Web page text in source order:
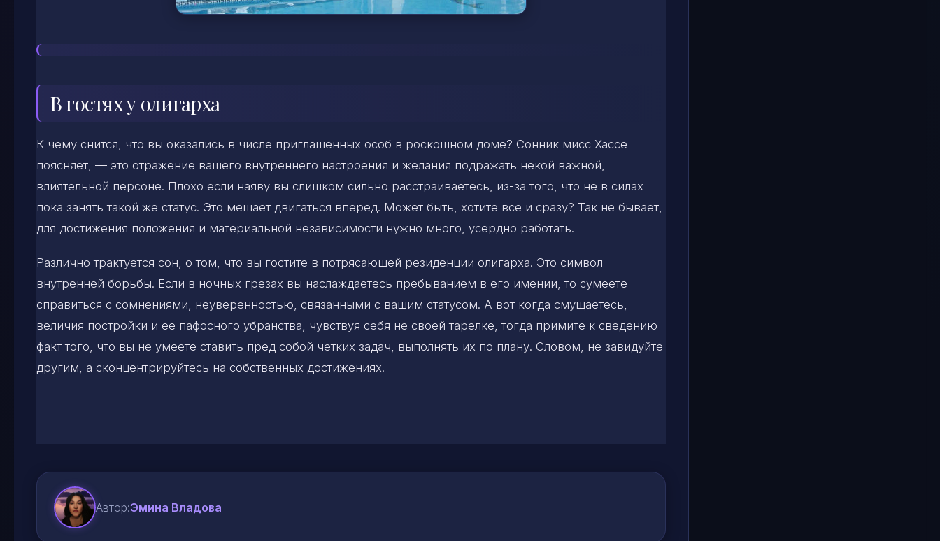
В гостях у олигарха
К чему снится, что вы оказались в числе приглашенных особ в роскошном доме? Сонник мисс Хассе
поясняет, — это отражение вашего внутреннего настроения и желания подражать некой важной,
влиятельной персоне. Плохо если наяву вы слишком сильно расстраиваетесь, из-за того, что не в силах
пока занять такой же статус. Это мешает двигаться вперед. Может быть, хотите все и сразу? Так не бывает,
для достижения положения и материальной независимости нужно много, усердно работать.
Различно трактуется сон, о том, что вы гостите в потрясающей резиденции олигарха. Это символ
внутренней борьбы. Если в ночных грезах вы наслаждаетесь пребыванием в его имении, то сумеете
справиться с сомнениями, неуверенностью, связанными с вашим статусом. А вот когда смущаетесь,
величия постройки и ее пафосного убранства, чувствуя себя не своей тарелке, тогда примите к сведению
факт того, что вы не умеете ставить пред собой четких задач, выполнять их по плану. Словом, не завидуйте
другим, а сконцентрируйтесь на собственных достижениях.
Автор:Эмина Владова